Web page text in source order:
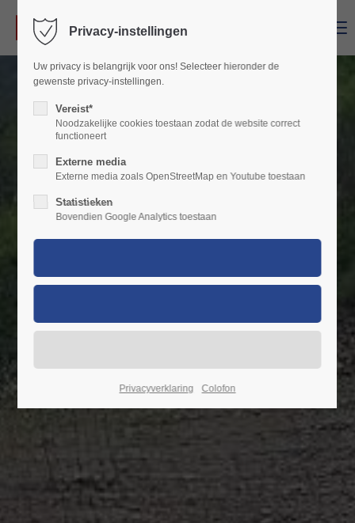
Login
Gebruikersnaam
Lorem ipsum dolor sit amet:
24h/ 365days
We offer support for our customers
Mon - Fri 8:00am - 5:00pm(GMT +1)
Privacy-instellingen
Uw privacy is belangrijk voor ons! Selecteer hieronder de
gewenste privacy-instellingen.
Vereist*
Noodzakelijke cookies toestaan zodat de website correct
functioneert
Externe media
Externe media zoals OpenStreetMap en Youtube toestaan
Statistieken
Bovendien Google Analytics toestaan
Privacyverklaring Colofon